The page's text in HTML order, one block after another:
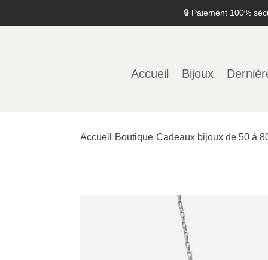
🔒 Paiement 100%
Accueil Bijoux
Accueil ›Boutique›Cadeaux bijoux de 50 à